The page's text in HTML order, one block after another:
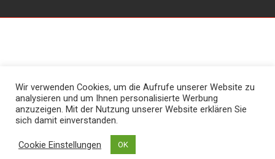
Wir verwenden Cookies, um die Aufrufe unserer Website zu
analysieren und um Ihnen personalisierte Werbung
anzuzeigen. Mit der Nutzung unserer Website erklären Sie
sich damit einverstanden.
Cookie Einstellungen OK